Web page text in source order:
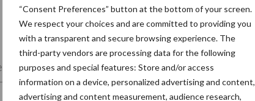
“Consent Preferences” button at the bottom of your screen.
We respect your choices and are committed to providing you
with a transparent and secure browsing experience. The
third-party vendors are processing data for the following
purposes and special features: Store and/or access
information on a device, personalized advertising and content,
advertising and content measurement, audience research,
Veevoer Wet en regelgeving